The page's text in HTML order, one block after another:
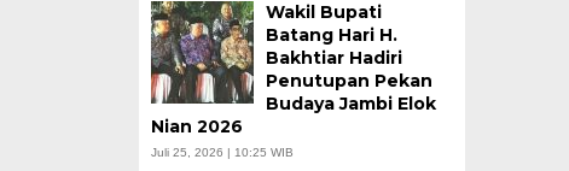
Wakil Bupati
Batang Hari H.
Bakhtiar Hadiri
Penutupan Pekan
Budaya Jambi Elok
Nian 2026
Juli 25, 2026 | 10:25 WIB